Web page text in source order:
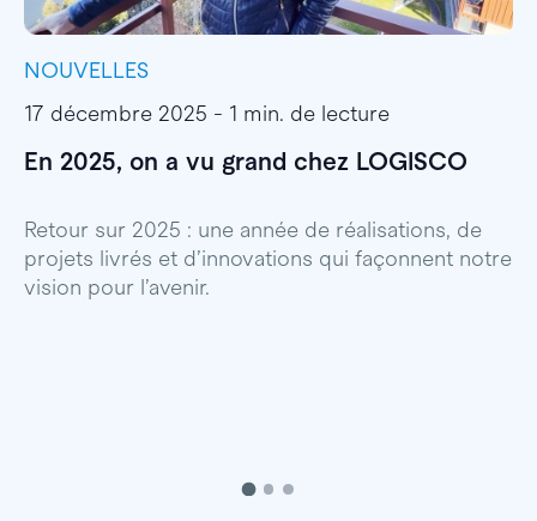
NOUVELLES
17 décembre 2025 - 1 min. de lecture
En 2025, on a vu grand chez LOGISCO
Retour sur 2025 : une année de réalisations, de
projets livrés et d’innovations qui façonnent notre
vision pour l’avenir.